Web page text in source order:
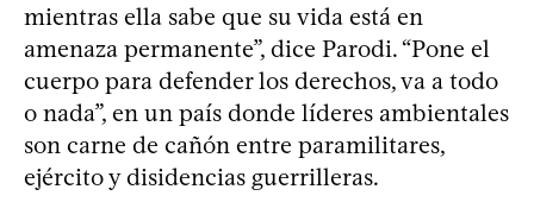
mientras ella sabe que su vida está en
amenaza permanente”, dice Parodi. “Pone el
cuerpo para defender los derechos, va a todo
o nada”, en un país donde líderes ambientales
son carne de cañón entre paramilitares,
ejército y disidencias guerrilleras.